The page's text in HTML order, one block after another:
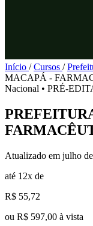
Início / Cursos /
MACAPÁ -
Nacional • PRÉ-
Atualizado em julho
até 12x de
R$ 55,72
ou R$ 597,00 à vista